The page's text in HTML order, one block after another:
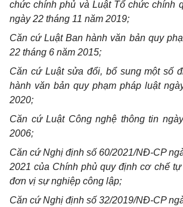
chức chính phủ và Luật Tổ chức chính
ngày 22 tháng 11 năm 2019;
Căn cứ Luật Ban hành văn bản quy
22 tháng 6 năm 2015;
Căn cứ Luật sửa đổi, bổ sung một số
hành văn bản quy phạm pháp luật
2020;
Căn cứ Luật Công nghệ thông tin
2006;
Căn cứ Nghị định số 60/2021/NĐ-CP
2021 của Chính phủ quy định cơ chế
đơn vị sự nghiệp công lập;
Căn cứ Nghị định số 32/2019/NĐ-CP